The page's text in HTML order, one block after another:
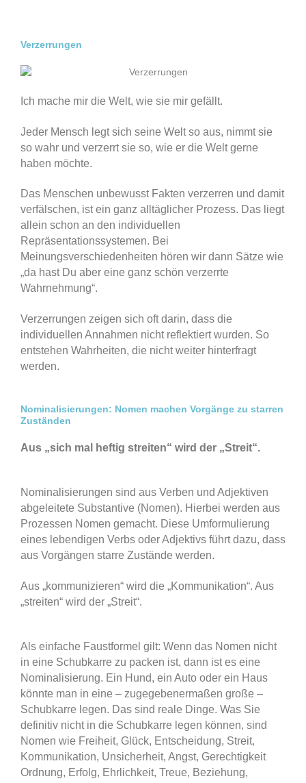
Verzerrungen
Ich mache mir die Welt, wie sie mir gefällt.
Jeder Mensch legt sich seine Welt so aus, nimmt sie
so wahr und verzerrt sie so, wie er die Welt gerne
haben möchte.
Das Menschen unbewusst Fakten verzerren und damit
verfälschen, ist ein ganz alltäglicher Prozess. Das liegt
allein schon an den individuellen
Repräsentationssystemen. Bei
Meinungsverschiedenheiten hören wir dann Sätze wie
„da hast Du aber eine ganz schön verzerrte
Wahrnehmung“.
Verzerrungen zeigen sich oft darin, dass die
individuellen Annahmen nicht reflektiert wurden. So
entstehen Wahrheiten, die nicht weiter hinterfragt
werden.
Nominalisierungen: Nomen machen Vorgänge zu starren
Zuständen
Aus „sich mal heftig streiten“ wird der „Streit“.
Nominalisierungen sind aus Verben und Adjektiven
abgeleitete Substantive (Nomen). Hierbei werden aus
Prozessen Nomen gemacht. Diese Umformulierung
eines lebendigen Verbs oder Adjektivs führt dazu, dass
aus Vorgängen starre Zustände werden.
Aus „kommunizieren“ wird die „Kommunikation“. Aus
„streiten“ wird der „Streit“.
Als einfache Faustformel gilt: Wenn das Nomen nicht
in eine Schubkarre zu packen ist, dann ist es eine
Nominalisierung. Ein Hund, ein Auto oder ein Haus
könnte man in eine – zugegebenermaßen große –
Schubkarre legen. Das sind reale Dinge. Was Sie
definitiv nicht in die Schubkarre legen können, sind
Nomen wie Freiheit, Glück, Entscheidung, Streit,
Kommunikation, Unsicherheit, Angst, Gerechtigkeit
Ordnung, Erfolg, Ehrlichkeit, Treue, Beziehung,